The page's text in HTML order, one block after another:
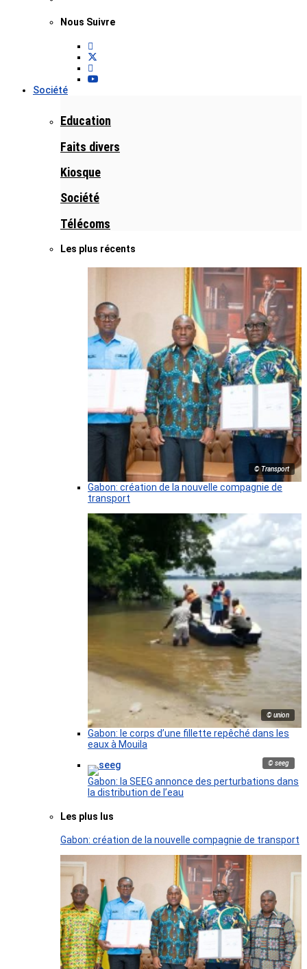
Nous Suivre
Société
Education
Faits divers
Kiosque
Société
Télécoms
Les plus récents
© Transport
Gabon: création de la nouvelle compagnie de
transport
© union
Gabon: le corps d’une fillette repêché dans les
eaux à Mouila
© seeg
Gabon: la SEEG annonce des perturbations dans
la distribution de l’eau
Les plus lus
Gabon: création de la nouvelle compagnie de transport